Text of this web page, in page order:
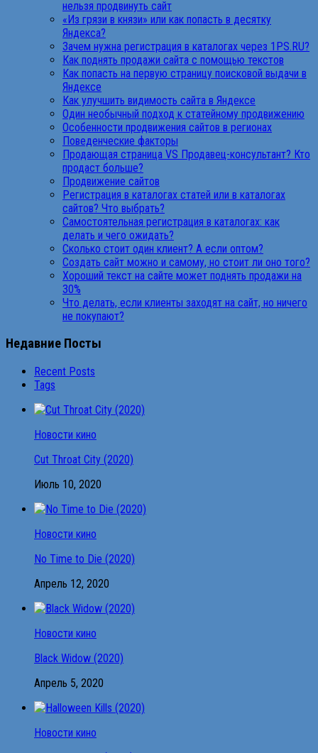
нельзя продвинуть сайт
«Из грязи в князи» или как попасть в десятку
Яндекса?
Зачем нужна регистрация в каталогах через 1PS.RU?
Как поднять продажи сайта с помощью текстов
Как попасть на первую страницу поисковой выдачи в
Яндексе
Как улучшить видимость сайта в Яндексе
Один необычный подход к статейному продвижению
Особенности продвижения сайтов в регионах
Поведенческие факторы
Продающая страница VS Продавец-консультант? Кто
продаст больше?
Продвижение сайтов
Регистрация в каталогах статей или в каталогах
сайтов? Что выбрать?
Самостоятельная регистрация в каталогах: как
делать и чего ожидать?
Сколько стоит один клиент? А если оптом?
Создать сайт можно и самому, но стоит ли оно того?
Хороший текст на сайте может поднять продажи на
30%
Что делать, если клиенты заходят на сайт, но ничего
не покупают?
Недавние Посты
Recent Posts
Tags
Новости кино
Cut Throat City (2020)
Июль 10, 2020
Новости кино
No Time to Die (2020)
Апрель 12, 2020
Новости кино
Black Widow (2020)
Апрель 5, 2020
Новости кино